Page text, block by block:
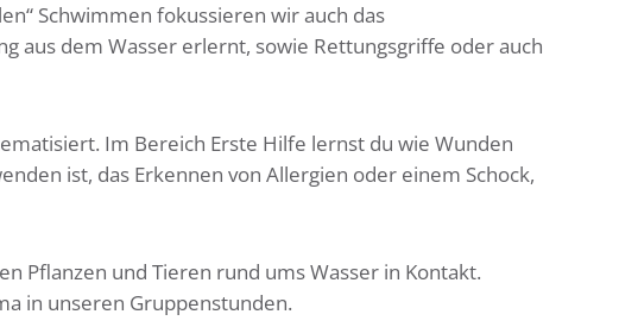
Schwimmen fokussieren wir auch das
aus dem Wasser erlernt, sowie Rettungsgriffe oder auch
Im Bereich Erste Hilfe lernst du wie Wunden
ist, das Erkennen von Allergien oder einem Schock,
Pflanzen und Tieren rund ums Wasser in Kontakt.
in unseren Gruppenstunden.